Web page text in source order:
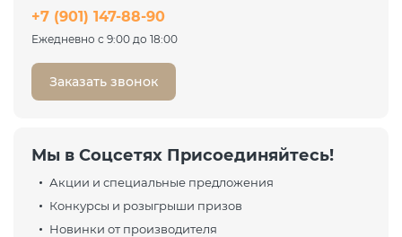
38 378 ₽ 51 170 ₽
+7 (901) 147-88-90
Ежедневно с 9:00 до 18:00
Заказать звонок
Мы в Соцсетях Присоединяйтесь!
Акции и специальные предложения
Конкурсы и розыгрыши призов
Новинки от производителя